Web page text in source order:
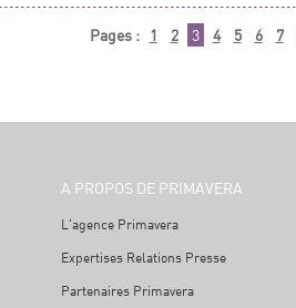
Pages : 1 2 3 4 5 6 7
A PROPOS DE PRIMAVERA
L'agence Primavera
Expertises Relations Presse
Partenaires Primavera